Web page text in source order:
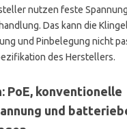
nutzen feste
Das kann die
und Pinbelegung nicht
des Herstellers.
PoE, konventionelle
und